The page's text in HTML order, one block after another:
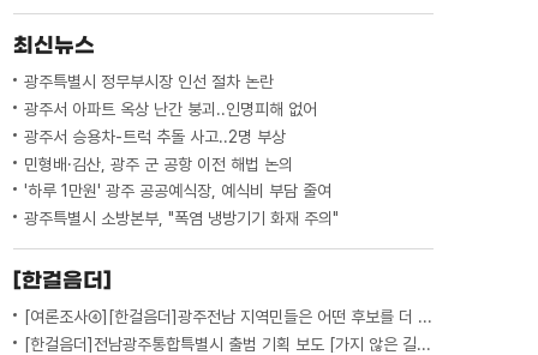
최신뉴스
광주특별시 정무부시장 인선 절차 논란
광주서 아파트 옥상 난간 붕괴..인명피해 없어
광주서 승용차-트럭 추돌 사고..2명 부상
민형배·김산, 광주 군 공항 이전 해법 논의
'하루 1만원' 광주 공공예식장, 예식비 부담 줄여
광주특별시 소방본부, "폭염 냉방기기 화재 주의"
[한걸음더]
[여론조사④][한걸음더]광주전남 지역민들은 어떤 후보를 더 선호할까.. 변수는?
[한걸음더]전남광주통합특별시 출범 기획 보도 [가지 않은 길] 5편 프랑스 헌법에 새긴 '지방 분권'..전남광주 통합 성공 조건은?